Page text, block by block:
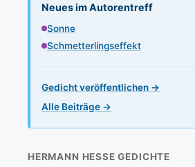
Neues im Autorentreff
Sonne
Schmetterlingseffekt
Gedicht veröffentlichen →
Alle Beiträge →
HERMANN HESSE GEDICHTE